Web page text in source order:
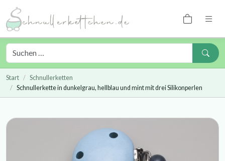
Start
Schnullerketten
Schnullerkette in dunkelgrau, hellblau und mint mit drei Silikonperlen